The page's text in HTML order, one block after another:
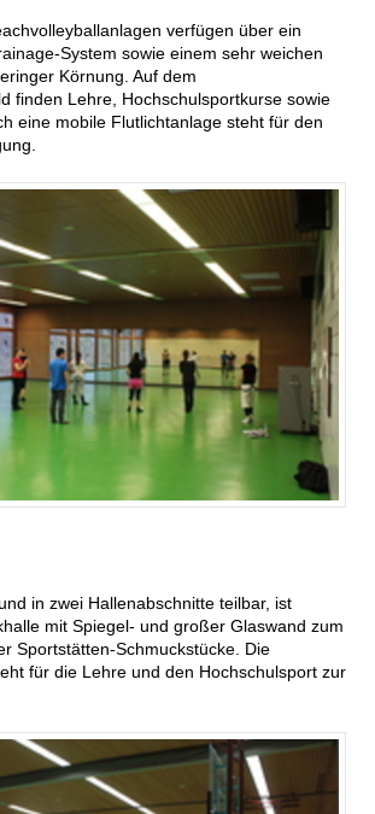
verfügen über ein
System sowie einem sehr weichen
Körnung. Auf dem
finden Lehre, Hochschulsportkurse sowie
eine mobile Flutlichtanlage steht für den
in zwei Hallenabschnitte teilbar, ist
mit Spiegel- und großer Glaswand zum
Sportstätten-Schmuckstücke. Die
für die Lehre und den Hochschulsport zur